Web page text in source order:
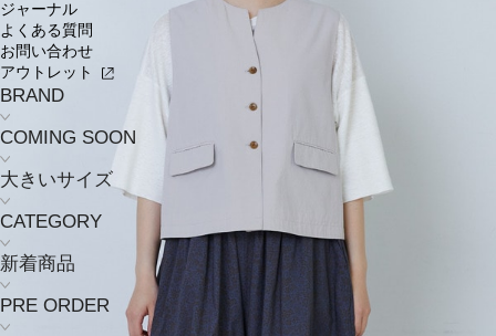
ジャーナル
よくある質問
お問い合わせ
アウトレット
BRAND
COMING SOON
大きいサイズ
CATEGORY
新着商品
PRE ORDER